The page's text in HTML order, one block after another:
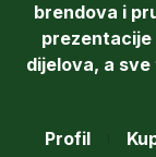
brendova i
prezentacije
dijelova, a
Profil